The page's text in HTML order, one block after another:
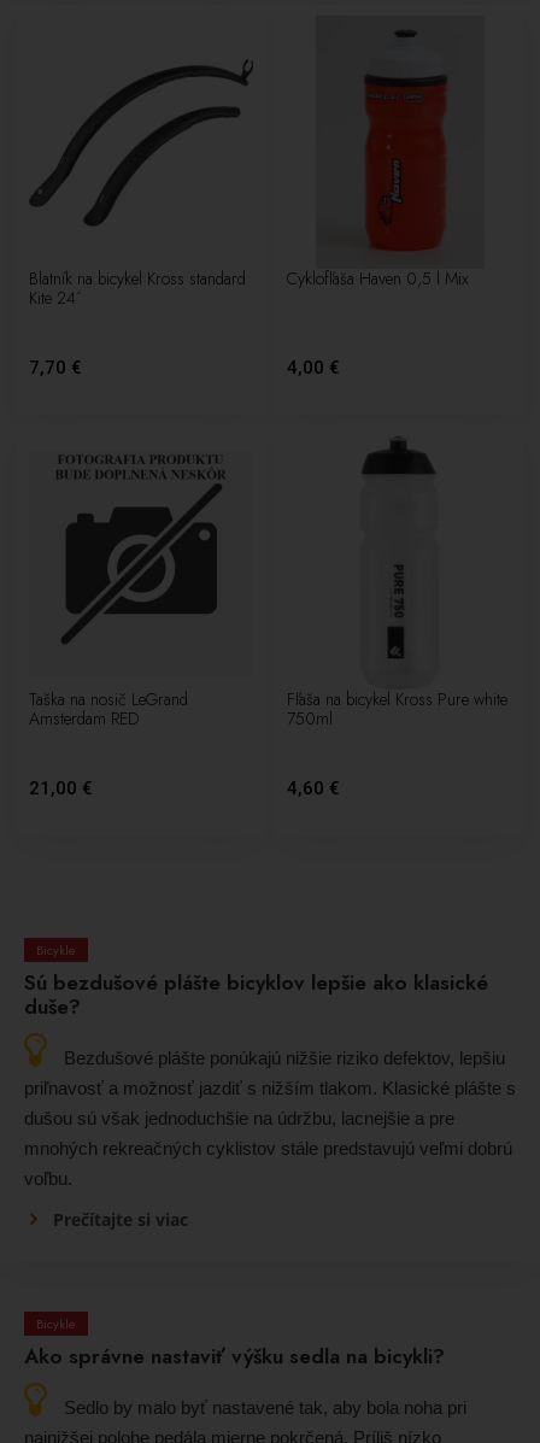
Blatník na bicykel Kross standard
Kite 24´
7,70 €
Cyklofľaša Haven 0,5 l Mix
4,00 €
Taška na nosič LeGrand
Amsterdam RED
21,00 €
Fľaša na bicykel Kross Pure white
750ml
4,60 €
Bicykle
Sú bezdušové plášte bicyklov lepšie ako klasické
duše?
Bezdušové plášte ponúkajú nižšie riziko defektov, lepšiu
priľnavosť a možnosť jazdiť s nižším tlakom. Klasické plášte s
dušou sú však jednoduchšie na údržbu, lacnejšie a pre
mnohých rekreačných cyklistov stále predstavujú veľmi dobrú
voľbu.
Prečítajte si viac
Bicykle
Ako správne nastaviť výšku sedla na bicykli?
Sedlo by malo byť nastavené tak, aby bola noha pri
najnižšej polohe pedála mierne pokrčená. Príliš nízko